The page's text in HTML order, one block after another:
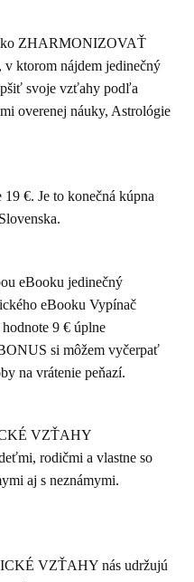
ZHARMONIZOVAŤ
ktorom nájdem jedinečný
svoje vzťahy podľa
overenej náuky, Astrológie
€. Je to konečná kúpna
eBooku jedinečný
eBooku Vypínač
9 € úplne
si môžem vyčerpať
na vrátenie peňazí.
VZŤAHY
rodičmi a vlastne so
aj s neznámymi.
VZŤAHY nás udržujú